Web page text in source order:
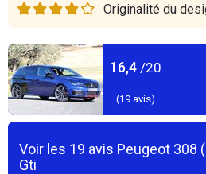
Originalité du
16,4 /20
(19 avis)
Voir les 19 avis Peugeot 308
Gti